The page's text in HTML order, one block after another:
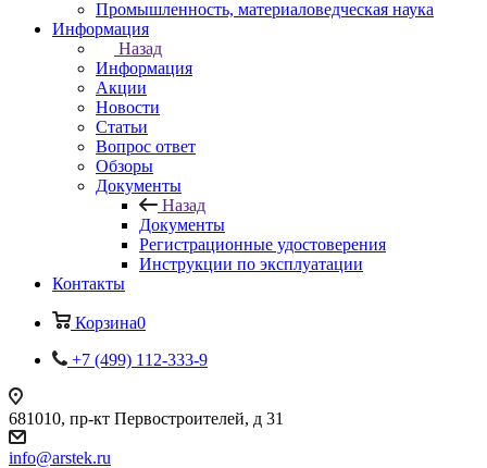
Промышленность, материаловедческая наука
Информация
Назад
Информация
Акции
Новости
Статьи
Вопрос ответ
Обзоры
Документы
Назад
Документы
Регистрационные удостоверения
Инструкции по эксплуатации
Контакты
Корзина0
+7 (499) 112-333-9
681010, пр-кт Первостроителей, д 31
info@arstek.ru